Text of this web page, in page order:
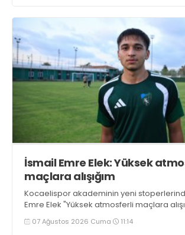
İsmail Emre Elek: Yüksek
maçlara alışığım
Kocaelispor akademinin yeni
Emre Elek "Yüksek atmosferli maçlara
07 Ağustos 2026 Cuma 11:14